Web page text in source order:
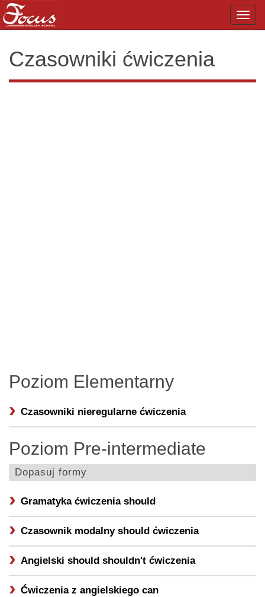
Czasowniki ćwiczenia
Poziom Elementarny
Czasowniki nieregularne ćwiczenia
Poziom Pre-intermediate
Dopasuj formy
Gramatyka ćwiczenia should
Czasownik modalny should ćwiczenia
Angielski should shouldn't ćwiczenia
Ćwiczenia z angielskiego can